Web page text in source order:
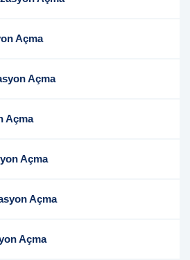
Açma
Açma
Açma
Açma
Açma
Açma